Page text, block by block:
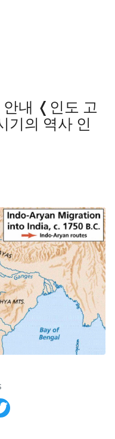
안내 ❬인도 고
기의 역사 인